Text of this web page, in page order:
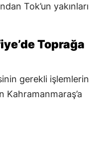
Tok’un yakınları
Toprağa
gerekli işlemlerin
Kahramanmaraş’a